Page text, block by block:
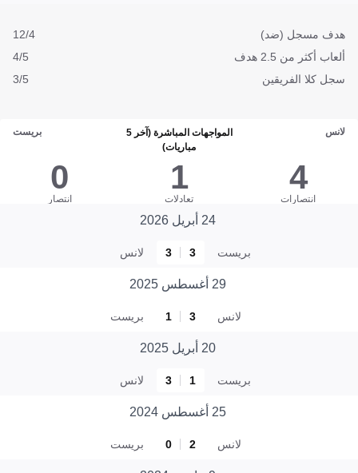
هدف مسجل (ضد)
12/4
ألعاب أكثر من 2.5 هدف
4/5
سجل كلا الفريقين
3/5
لانس
المواجهات المباشرة (آخر 5
مباريات)
بريست
4
انتصارات
1
تعادلات
0
انتصار
24 أبريل 2026
بريست 3
3 لانس
29 أغسطس 2025
لانس 3
1 بريست
20 أبريل 2025
بريست 1
3 لانس
25 أغسطس 2024
لانس 2
0 بريست